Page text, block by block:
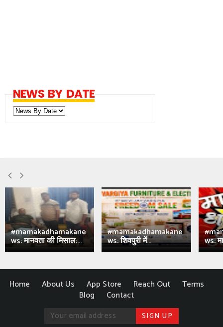
NEWS BY DATE
#mamakadhamakane
ws: मानवता की मिसाल:...
#mamakadhamakane
ws: शिवपुरी में... ws:
Home About Us App Store Reach Out
Terms
Blog
Contact